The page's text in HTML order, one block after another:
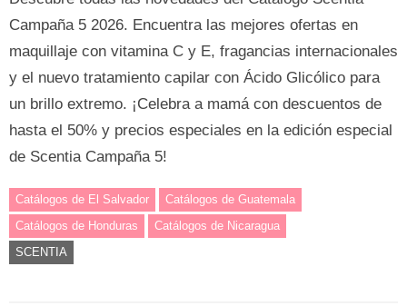
Campaña 5 2026. Encuentra las mejores ofertas en
maquillaje con vitamina C y E, fragancias internacionales
y el nuevo tratamiento capilar con Ácido Glicólico para
un brillo extremo. ¡Celebra a mamá con descuentos de
hasta el 50% y precios especiales en la edición especial
de Scentia Campaña 5!
Catálogos de El Salvador
Catálogos de Guatemala
Catálogos de Honduras
Catálogos de Nicaragua
SCENTIA